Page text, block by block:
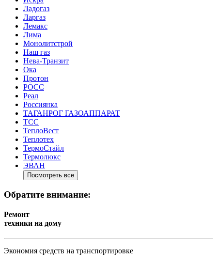
Ладогаз
Ларгаз
Лемакс
Лима
Монолитстрой
Наш газ
Нева-Транзит
Ока
Протон
РОСС
Реал
Россиянка
ТАГАНРОГ ГАЗОАППАРАТ
ТСС
ТеплоВест
Теплотех
ТермоСтайл
Термолюкс
ЭВАН
Посмотреть все
Обратите внимание:
Ремонт
техники на дому
Экономия средств на транспортировке